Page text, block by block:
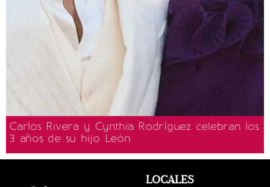
Carlos Rivera y Cynthia Rodríguez celebran los
3 años de su hijo León
LOCALES